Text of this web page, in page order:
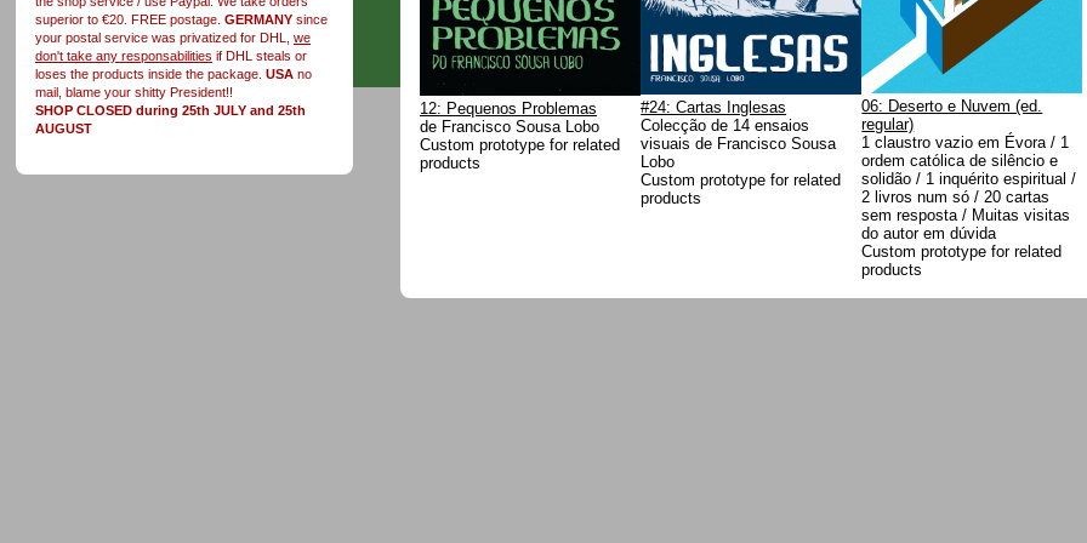
superior to €20. FREE postage. GERMANY since
your postal service was privatized for DHL, we
don't take any responsabilities if DHL steals or
loses the products inside the package. USA no
mail, blame your shitty President!!
SHOP CLOSED during 25th JULY and 25th
AUGUST
12: Pequenos Problemas
de Francisco Sousa Lobo
Custom prototype for related
products
#24: Cartas Inglesas
Colecção de 14 ensaios
visuais de Francisco Sousa
Lobo
Custom prototype for related
products
06: Deserto e Nuvem (ed.
regular)
1 claustro vazio em Évora / 1
ordem católica de silêncio e
solidão / 1 inquérito espiritual /
2 livros num só / 20 cartas
sem resposta / Muitas visitas
do autor em dúvida
Custom prototype for related
products